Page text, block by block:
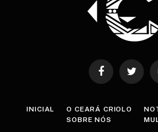
FacebookTwitter
INICIAL
O CEARÁ CRIOLO
SOBRE NÓS